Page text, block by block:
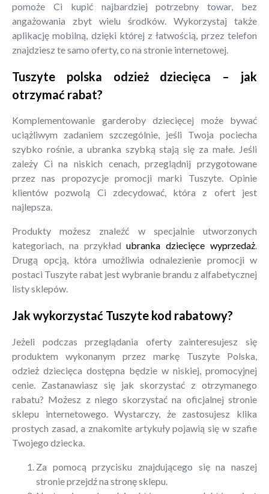
pomoże Ci kupić najbardziej potrzebny towar, bez
angażowania zbyt wielu środków. Wykorzystaj także
aplikację mobilną, dzięki której z łatwością, przez telefon
znajdziesz te samo oferty, co na stronie internetowej.
Tuszyte polska odzież dziecięca – jak
otrzymać rabat?
Komplementowanie garderoby dziecięcej może bywać
uciążliwym zadaniem szczególnie, jeśli Twoja pociecha
szybko rośnie, a ubranka szybką stają się za małe. Jeśli
zależy Ci na niskich cenach, przeglądnij przygotowane
przez nas propozycje promocji marki Tuszyte. Opinie
klientów pozwolą Ci zdecydować, która z ofert jest
najlepsza.
Produkty możesz znaleźć w specjalnie utworzonych
kategoriach, na przykładubranka dziecięce wyprzedaż.
Drugą opcją, która umożliwia odnalezienie promocji w
postaci Tuszyte rabat jest wybranie brandu z alfabetycznej
listy sklepów.
Jak wykorzystać Tuszyte kod rabatowy?
Jeżeli podczas przeglądania oferty zainteresujesz się
produktem wykonanym przez markę Tuszyte Polska,
odzież dziecięca dostępna będzie w niskiej, promocyjnej
cenie. Zastanawiasz się jak skorzystać z otrzymanego
rabatu? Możesz z niego skorzystać na oficjalnej stronie
sklepu internetowego. Wystarczy, że zastosujesz klika
prostych zasad, a znakomite artykuły pojawią się w szafie
Twojego dziecka.
Za pomocą przycisku znajdującego się na naszej
stronie przejdź na stronę sklepu.